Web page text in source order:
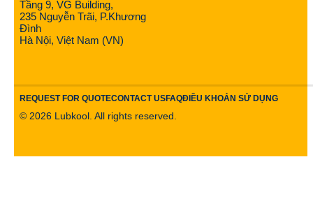
Tầng 9, VG Building,
235 Nguyễn Trãi, P.Khương
Đình
Hà Nội, Việt Nam (VN)
REQUEST FOR QUOTECONTACT USFAQĐIỀU KHOẢN SỬ DỤNG
© 2026 Lubkool. All rights reserved.